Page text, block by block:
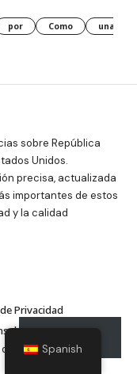
por Como una
sobre República
Unidos.
precisa, actualizada
importantes de estos
y la calidad
Privacidad
derechos.Spanish